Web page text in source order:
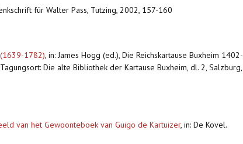
für Walter Pass, Tutzing, 2002, 157-160
1782), in: James Hogg (ed.), Die Reichskartause Buxheim 1402-
Die alte Bibliothek der Kartause Buxheim, dl. 2, Salzburg,
van het Gewoonteboek van Guigo de Kartuizer, in: De Kovel.